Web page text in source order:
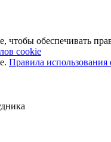
обеспечивать
cookie
Правила